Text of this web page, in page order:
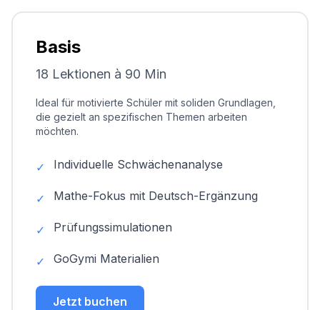
Basis
18 Lektionen à 90 Min
Ideal für motivierte Schüler mit soliden Grundlagen,
die gezielt an spezifischen Themen arbeiten
möchten.
✓ Individuelle Schwächenanalyse
✓ Mathe-Fokus mit Deutsch-Ergänzung
✓ Prüfungssimulationen
✓ GoGymi Materialien
Jetzt buchen